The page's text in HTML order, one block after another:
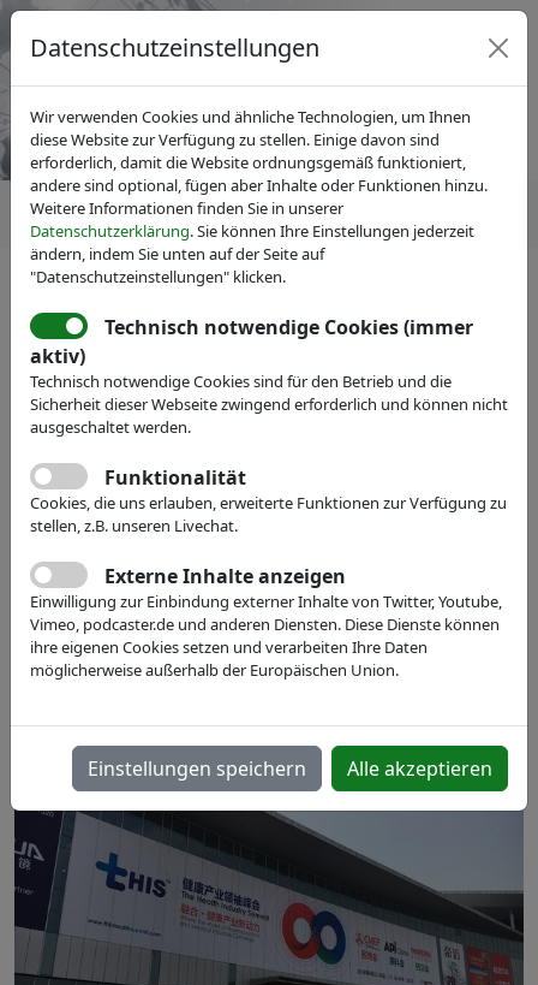
IVAM Fachverband für Mikrotechnik
Veranstaltungen
CMEF 2019
Als führende Plattform der Medizinindustrie
im asiatisch-pazifischen Raum
Shanghai, CN
National Exhibition and Convention Center (Shanghai):
168 East Yinggang Rd.
Datenschutzeinstellungen
Wir verwenden Cookies und ähnliche Technologien, um Ihnen
diese Website zur Verfügung zu stellen. Einige davon sind
erforderlich, damit die Website ordnungsgemäß funktioniert,
andere sind optional, fügen aber Inhalte oder Funktionen hinzu.
Weitere Informationen finden Sie in unserer
Datenschutzerklärung. Sie können Ihre Einstellungen jederzeit
ändern, indem Sie unten auf der Seite auf
"Datenschutzeinstellungen" klicken.
Technisch notwendige Cookies (immer
aktiv)
Technisch notwendige Cookies sind für den Betrieb und die
Sicherheit dieser Webseite zwingend erforderlich und können nicht
ausgeschaltet werden.
Funktionalität
Cookies, die uns erlauben, erweiterte Funktionen zur Verfügung zu
stellen, z.B. unseren Livechat.
Externe Inhalte anzeigen
Einwilligung zur Einbindung externer Inhalte von Twitter, Youtube,
Vimeo, podcaster.de und anderen Diensten. Diese Dienste können
ihre eigenen Cookies setzen und verarbeiten Ihre Daten
möglicherweise außerhalb der Europäischen Union.
Einstellungen speichern Alle akzeptieren